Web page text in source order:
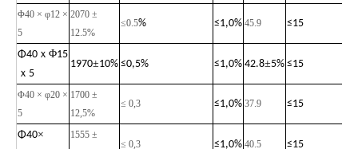
Φ40 × φ12 ×
5
2070 ±
12.5%
≤0.5% ≤1,0% 45.9 ≤15
Φ40 ｘ Φ15
ｘ 5
1970±10% ≤0,5% ≤1,0% 42.8±5% ≤15
Φ40 × φ20 ×
5
1700 ±
12,5%
≤ 0,3 ≤1,0% 37.9 ≤15
Φ40×
1555 ±
≤ 0,3 ≤1,0% 40.5 ≤15